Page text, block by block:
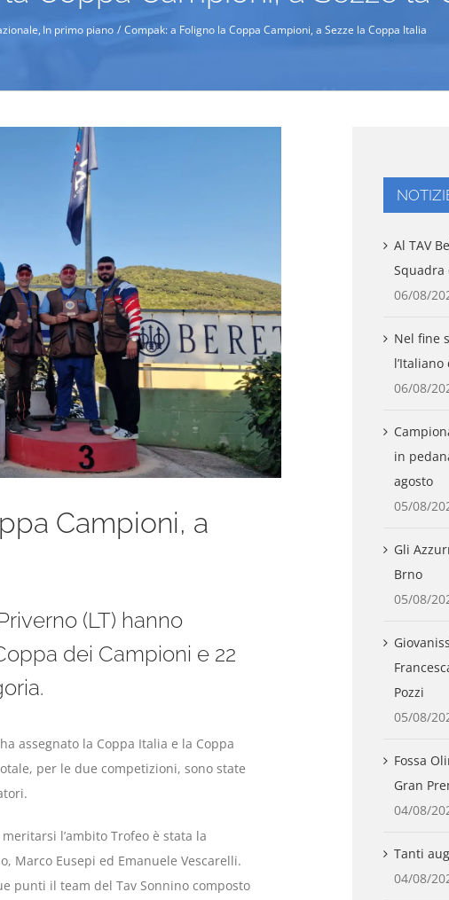
In primo piano Compak: a Foligno la Coppa Campioni, a Sezze la Coppa Italia
Campioni, a
(LT) hanno
dei Campioni e 22
assegnato la Coppa Italia e la Coppa
per le due competizioni, sono state
l’ambito Trofeo è stata la
Marco Eusepi ed Emanuele Vescarelli.
punti il team del Tav Sonnino composto
Al TAV
Squadra
06/08/
Nel fine
06/08/
in
agosto
05/08/
Gli
Brno
05/08/
Pozzi
05/08/
Fossa
Gran
04/08/
Tanti
04/08/